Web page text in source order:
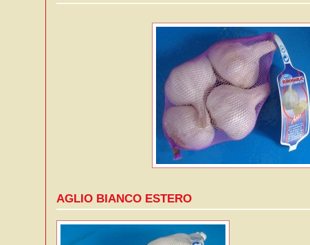
AGLIO BIANCO ESTERO